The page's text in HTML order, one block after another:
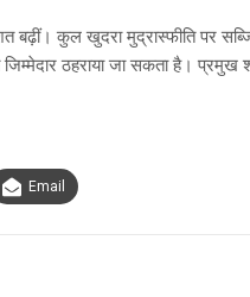
कुल खुदरा मुद्रास्फीति पर
ठहराया जा सकता है। प्रमुख
Email